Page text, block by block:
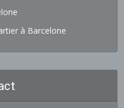
à Barcelone